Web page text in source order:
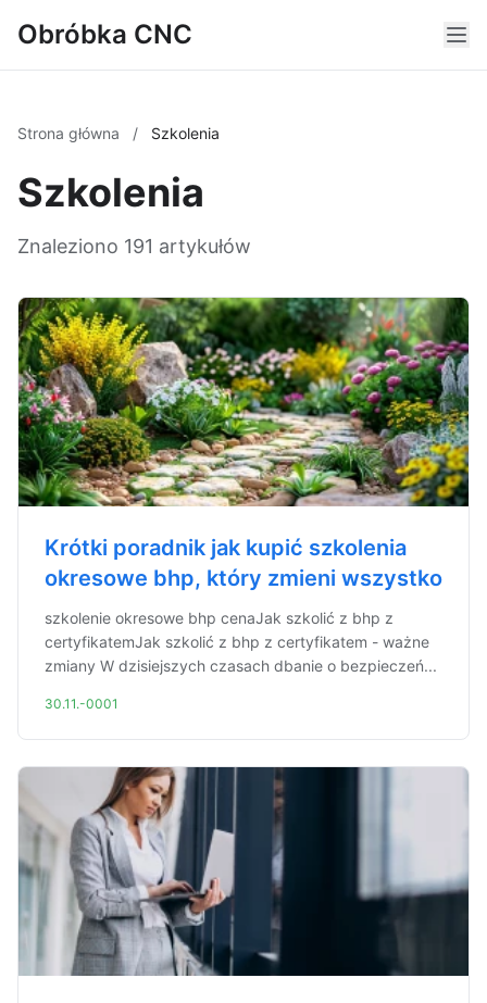
Obróbka CNC
Strona główna / Szkolenia
Szkolenia
Znaleziono 191 artykułów
Krótki poradnik jak kupić szkolenia
okresowe bhp, który zmieni wszystko
szkolenie okresowe bhp cenaJak szkolić z bhp z
certyfikatemJak szkolić z bhp z certyfikatem - ważne
zmiany W dzisiejszych czasach dbanie o bezpieczeń...
30.11.-0001